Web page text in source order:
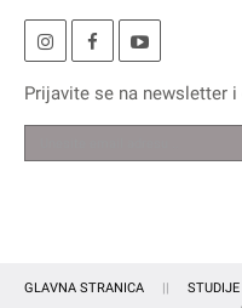
Prijavite se na newsletter i
GLAVNA STRANICA STUDIJE